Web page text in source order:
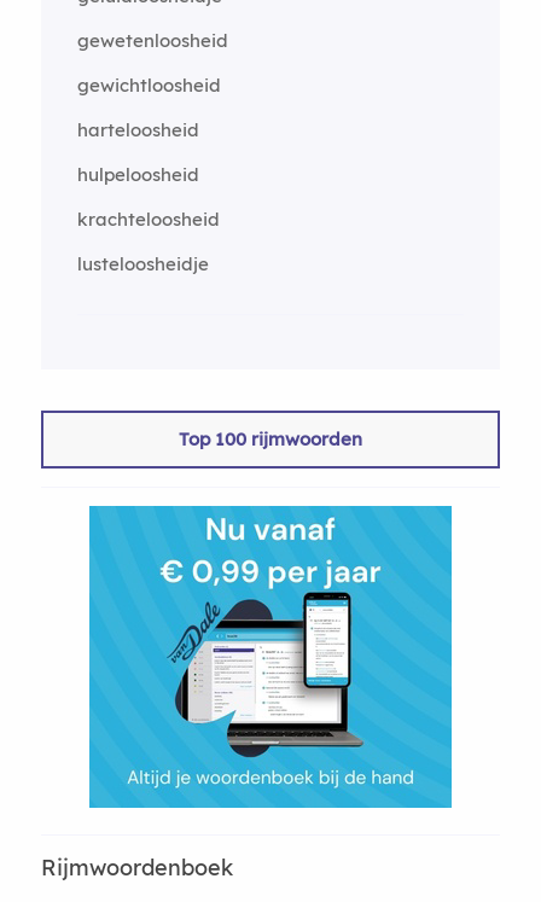
gewetenloosheid
gewichtloosheid
harteloosheid
hulpeloosheid
krachteloosheid
lusteloosheidje
Top 100 rijmwoorden
Rijmwoordenboek